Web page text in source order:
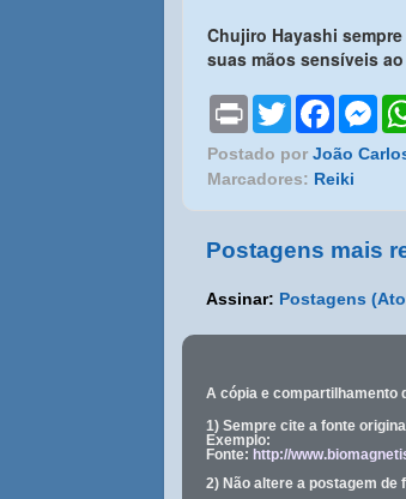
Chujiro Hayashi
suas mãos sensíveis
P
n
t
T
w
t
t
F
e
b
M
s
r
Postado por João
Marcadores: Reiki
Postagens mais
Assinar: Postagens
A cópia e compartilhamento
1) Sempre cite a fonte
Exemplo:
Fonte: http://
2) Não altere a postagem de